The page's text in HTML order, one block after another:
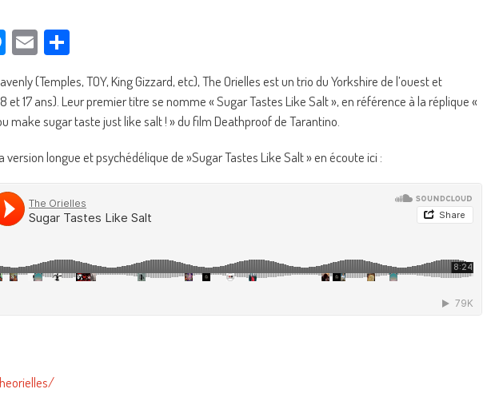
Messenger
Email
(Temples, TOY, King Gizzard, etc), The Orielles est un trio du Yorkshire de l’ouest et
et 17 ans). Leur premier titre se nomme « Sugar Tastes Like Salt », en référence à la réplique «
make sugar taste just like salt ! » du film Deathproof de Tarantino.
version longue et psychédélique de »Sugar Tastes Like Salt » en écoute ici :